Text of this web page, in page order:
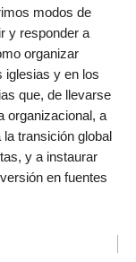
modos de
y responder a
organizar
iglesias y en los
que, de llevarse
organizacional, a
transición global
y a instaurar
en fuentes